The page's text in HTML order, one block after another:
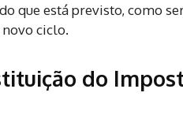
que está previsto, como
ciclo.
do